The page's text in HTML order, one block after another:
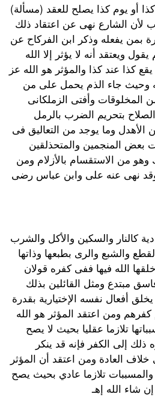
(مسألة) إذا سأل رجل آخر هل ليلة كذا أو يوم كذا يصلح للعقد
لأن الشارع نهى عن اعتقاد ذلك
بمن يفعله وذكر ابن الفركاح عن
ويعتقد أنه لا يؤثر إلا الله
كذا عند كذا والمؤثر هو الله عز
وحيث جاء الذم يحمل على من
المخلوقات وأفتى الزملكانى
بتحريم الضرب بالرمل
وما يوجد من التعاليق فى
المنجمين والمتحذلقين
وهو من الاستقسام بالأزلام ومن
وقد نهى عنه على وابن عباس رضى
كالنار والسكين والأكل والشرب
والشبع والرى بطبعها وذاتها
الله فيها ففى كفره قولان
مبتدع ومثل القائلين بذلك
يخلق أفعال نفسه الإختيارية بقدرة
ومن اعتقد المؤثر هو الله
تلازما عقليا بحيث لا يصح
إلى الكفر فإنه قد ينكر
خلاف العادة ومن اعتقد أن المؤثر
تلازما عادي بحيث يصح
شاء الله إهـ